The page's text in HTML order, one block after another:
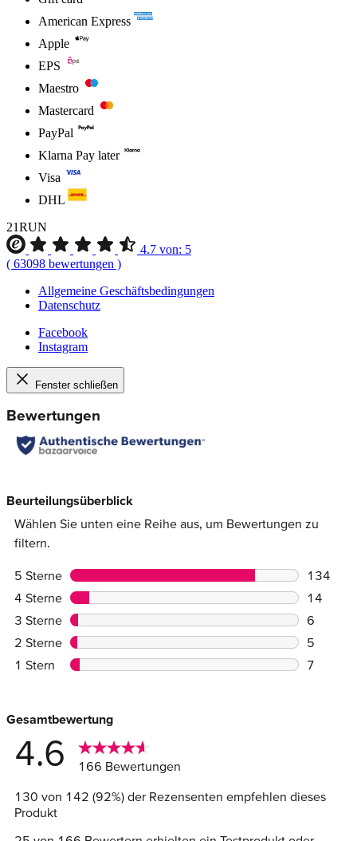
American Express
Apple
EPS
Maestro
Mastercard
PayPal
Klarna Pay later
Visa
DHL
21RUN
4.7 von: 5
( 63098 bewertungen )
Allgemeine Geschäftsbedingungen
Datenschutz
Facebook
Instagram
Fenster schließen